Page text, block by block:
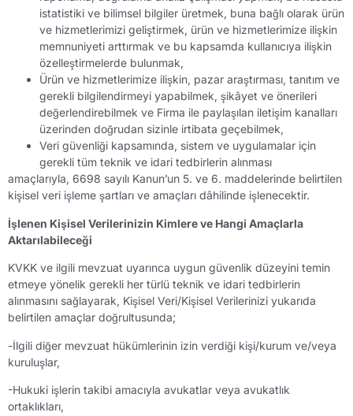
istatistiki ve bilimsel bilgiler üretmek, buna bağlı olarak ürün
ve hizmetlerimizi geliştirmek, ürün ve hizmetlerimize ilişkin
memnuniyeti arttırmak ve bu kapsamda kullanıcıya ilişkin
özelleştirmelerde bulunmak,
Ürün ve hizmetlerimize ilişkin, pazar araştırması, tanıtım ve
gerekli bilgilendirmeyi yapabilmek, şikâyet ve önerileri
değerlendirebilmek ve Firma ile paylaşılan iletişim kanalları
üzerinden doğrudan sizinle irtibata geçebilmek,
Veri güvenliği kapsamında, sistem ve uygulamalar için
gerekli tüm teknik ve idari tedbirlerin alınması
amaçlarıyla, 6698 sayılı Kanun’un 5. ve 6. maddelerinde belirtilen
kişisel veri işleme şartları ve amaçları dâhilinde işlenecektir.
İşlenen Kişisel Verilerinizin Kimlere ve Hangi Amaçlarla
Aktarılabileceği
KVKK ve ilgili mevzuat uyarınca uygun güvenlik düzeyini temin
etmeye yönelik gerekli her türlü teknik ve idari tedbirlerin
alınmasını sağlayarak, Kişisel Veri/Kişisel Verilerinizi yukarıda
belirtilen amaçlar doğrultusunda;
-İlgili diğer mevzuat hükümlerinin izin verdiği kişi/kurum ve/veya
kuruluşlar,
-Hukuki işlerin takibi amacıyla avukatlar veya avukatlık
ortaklıkları,